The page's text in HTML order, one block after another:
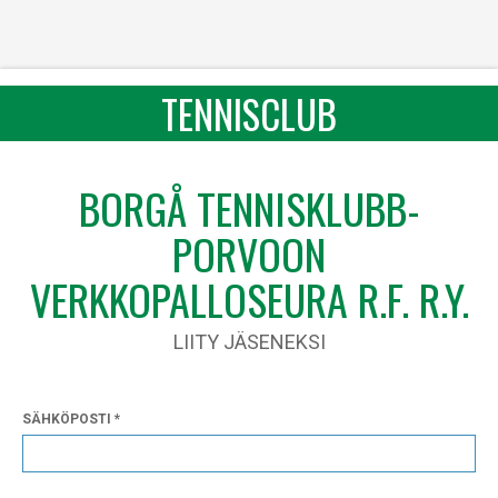
TENNISCLUB
BORGÅ TENNISKLUBB-
PORVOON
VERKKOPALLOSEURA R.F. R.Y.
LIITY JÄSENEKSI
SÄHKÖPOSTI